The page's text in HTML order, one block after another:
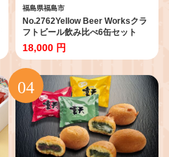
福島県福島市
No.2762Yellow Beer Worksクラ
フトビール飲み比べ6缶セット
18,000 円